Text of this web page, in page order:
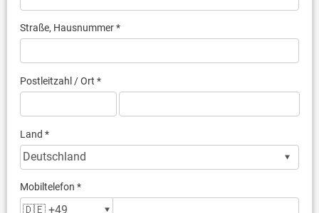
Straße, Hausnummer *
Postleitzahl / Ort *
Land *
Mobiltelefon *